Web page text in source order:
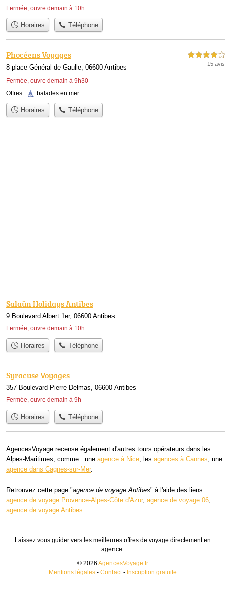
Fermée, ouvre demain à 10h
Horaires Téléphone
Phocéens Voyages
8 place Général de Gaulle, 06600 Antibes
Fermée, ouvre demain à 9h30
4,0 étoiles sur 5
15 avis
Offres : balades en mer
Horaires Téléphone
Salaün Holidays Antibes
9 Boulevard Albert 1er, 06600 Antibes
Fermée, ouvre demain à 10h
Horaires Téléphone
Syracuse Voyages
357 Boulevard Pierre Delmas, 06600 Antibes
Fermée, ouvre demain à 9h
Horaires Téléphone
AgencesVoyage recense également d'autres tours opérateurs dans les
Alpes-Maritimes, comme : une agence à Nice, les agences à Cannes, une
agence dans Cagnes-sur-Mer.
Retrouvez cette page "agence de voyage Antibes" à l'aide des liens :
agence de voyage Provence-Alpes-Côte d'Azur, agence de voyage 06,
agence de voyage Antibes.
Laissez vous guider vers les meilleures offres de voyage directement en
agence.
© 2026 AgencesVoyage.fr
Mentions légales- Contact- Inscription gratuite